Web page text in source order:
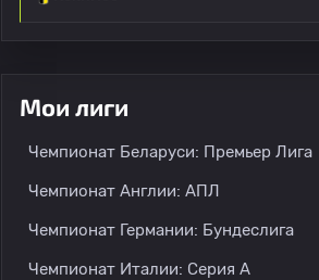
Комментарии
Мои лиги
Чемпионат Беларуси: Премьер Лига
Чемпионат Англии: АПЛ
Чемпионат Германии: Бундеслига
Чемпионат Италии: Серия А